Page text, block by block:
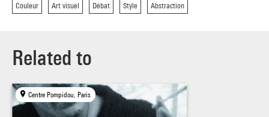
Couleur Art visuel Débat Style Abstraction
Related to
Centre Pompidou, Paris